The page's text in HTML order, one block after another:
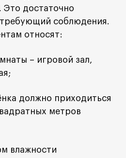
достаточно
соблюдения.
относят:
– игровой зал,
должно приходиться
метров
влажности